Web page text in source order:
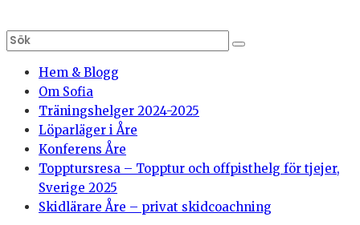
Hem & Blogg
Om Sofia
Träningshelger 2024-2025
Löparläger i Åre
Konferens Åre
Topptursresa – Topptur och offpisthelg för tjejer,
Sverige 2025
Skidlärare Åre – privat skidcoachning